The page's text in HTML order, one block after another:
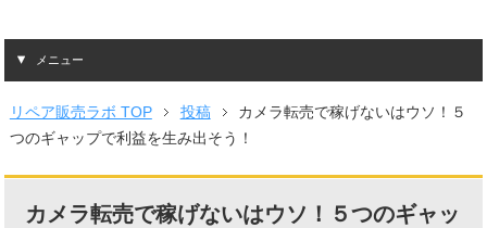
メニュー
リペア販売ラボ TOP 投稿
カメラ転売で稼げないはウソ！５
つのギャップで利益を生み出そう！
カメラ転売で稼げないはウソ！５つのギャッ